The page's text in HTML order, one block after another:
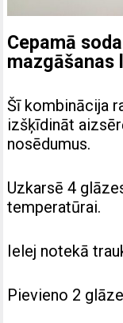
Cepamā
mazgāšanas
Šī kombinācija
izšķīdināt
nosēdumus.
Uzkarsē 4
temperatūrai.
Ielej notekā
Pievieno 2